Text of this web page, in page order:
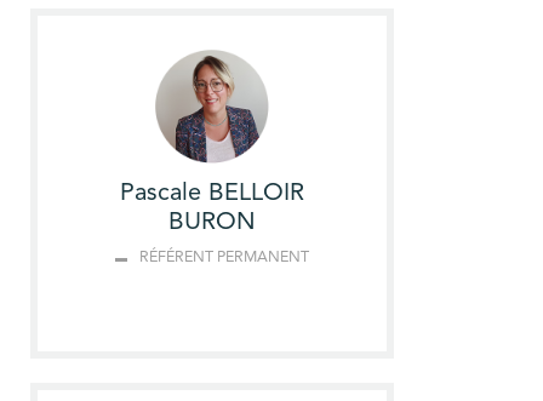
Pascale BELLOIR
BURON
RÉFÉRENT PERMANENT